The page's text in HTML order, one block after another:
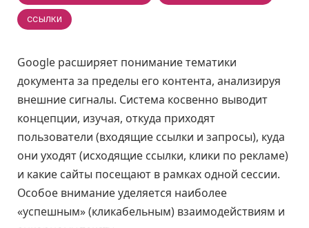
ССЫЛКИ
Google расширяет понимание тематики
документа за пределы его контента, анализируя
внешние сигналы. Система косвенно выводит
концепции, изучая, откуда приходят
пользователи (входящие ссылки и запросы), куда
они уходят (исходящие ссылки, клики по рекламе)
и какие сайты посещают в рамках одной сессии.
Особое внимание уделяется наиболее
«успешным» (кликабельным) взаимодействиям и